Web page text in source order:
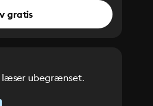
gratis
ubegrænset.